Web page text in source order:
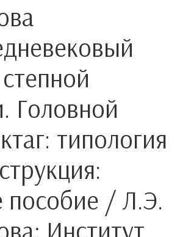
Головной
типология
пособие / Л.Э.